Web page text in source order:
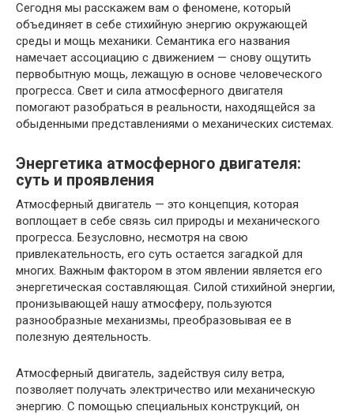
Сегодня мы расскажем вам о феномене, который
объединяет в себе стихийную энергию окружающей
среды и мощь механики. Семантика его названия
намечает ассоциацию с движением — снову ощутить
первобытную мощь, лежащую в основе человеческого
прогресса. Свет и сила атмосферного двигателя
помогают разобраться в реальности, находящейся за
обыденными представлениями о механических системах.
Энергетика атмосферного двигателя:
суть и проявления
Атмосферный двигатель — это концепция, которая
воплощает в себе связь сил природы и механического
прогресса. Безусловно, несмотря на свою
привлекательность, его суть остается загадкой для
многих. Важным фактором в этом явлении является его
энергетическая составляющая. Силой стихийной энергии,
пронизывающей нашу атмосферу, пользуются
разнообразные механизмы, преобразовывая ее в
полезную деятельность.
Атмосферный двигатель, задействуя силу ветра,
позволяет получать электричество или механическую
энергию. С помощью специальных конструкций, он